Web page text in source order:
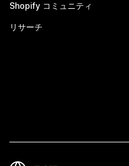
Shopify コミュニティ
リサーチ